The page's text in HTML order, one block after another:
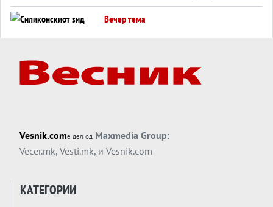
американска копнена инвазија
Вечер тема
Вечер тема
Вечер тема
ДЛАБОКО УДОЛУ: Сметководствените
Vesnik.comе дел од Maxmedia Group:
Vecer.mk, Vesti.mk, и Vesnik.com
КАТЕГОРИИ